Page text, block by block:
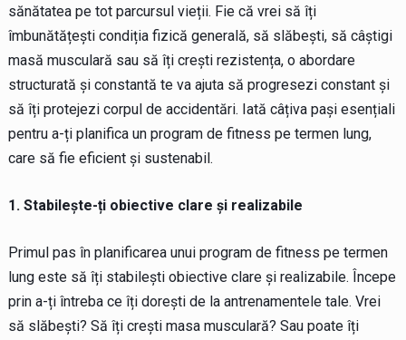
sănătatea pe tot parcursul vieții. Fie că vrei să îți
îmbunătățești condiția fizică generală, să slăbești, să câștigi
masă musculară sau să îți crești rezistența, o abordare
structurată și constantă te va ajuta să progresezi constant și
să îți protejezi corpul de accidentări. Iată câțiva pași esențiali
pentru a-ți planifica un program de fitness pe termen lung,
care să fie eficient și sustenabil.
1. Stabilește-ți obiective clare și realizabile
Primul pas în planificarea unui program de fitness pe termen
lung este să îți stabilești obiective clare și realizabile. Începe
prin a-ți întreba ce îți dorești de la antrenamentele tale. Vrei
să slăbești? Să îți crești masa musculară? Sau poate îți